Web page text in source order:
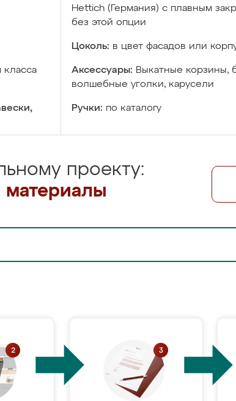
Hettich (Германия) с плавным
без этой опции
Цоколь: в цвет фасадов или
класса
Аксессуары: Выкатные корзины,
волшебные уголки, карусели
Ручки: по каталогу
проекту: